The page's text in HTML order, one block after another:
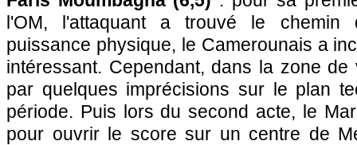
l'OM, l'attaquant a trouvé le chemin
puissance physique, le Camerounais a
intéressant. Cependant, dans la zone
par quelques imprécisions sur le plan
période. Puis lors du second acte, le
pour ouvrir le score sur un centre de